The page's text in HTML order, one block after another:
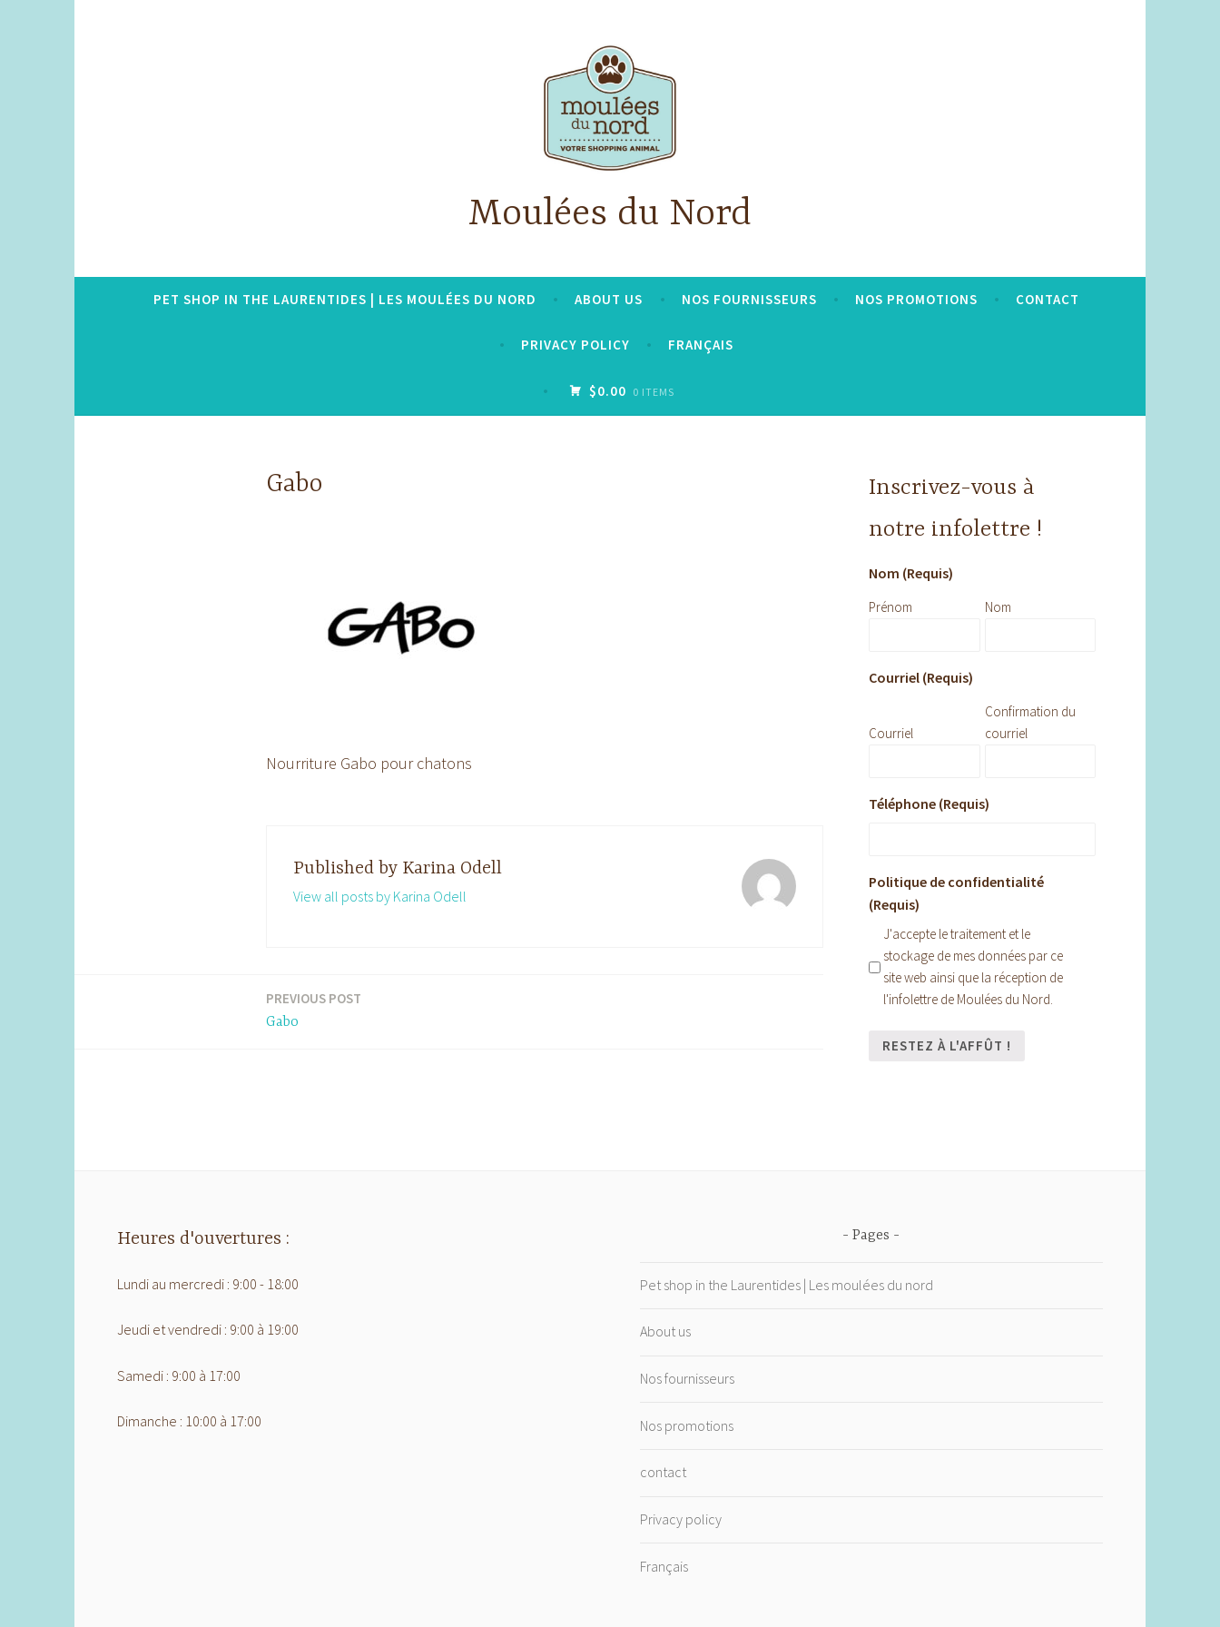
Moulées du Nord
PET SHOP IN THE LAURENTIDES | LES MOULÉES DU NORD ABOUT US NOS FOURNISSEURS NOS PROMOTIONS CONTACT
PRIVACY POLICY FRANÇAIS
$0.00 0 ITEMS
Gabo
Nourriture Gabo pour chatons
Published by Karina Odell
View all posts by Karina Odell
PREVIOUS POST
Gabo
Inscrivez-vous à
notre infolettre !
Nom (Requis)
Prénom Nom
Courriel (Requis)
Courriel
Confirmation du
courriel
Téléphone (Requis)
Politique de confidentialité
(Requis)
J'accepte le traitement et le
stockage de mes données par ce
site web ainsi que la réception de
l'infolettre de Moulées du Nord.
Heures d'ouvertures :
Lundi au mercredi : 9:00 - 18:00
Jeudi et vendredi : 9:00 à 19:00
Samedi : 9:00 à 17:00
Dimanche : 10:00 à 17:00
Pages
Pet shop in the Laurentides | Les moulées du nord
About us
Nos fournisseurs
Nos promotions
contact
Privacy policy
Français